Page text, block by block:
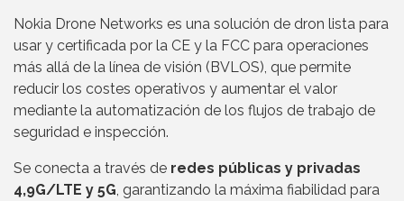
Nokia Drone Networks es una solución de dron lista para
usar y certificada por la CE y la FCC para operaciones
más allá de la línea de visión (BVLOS), que permite
reducir los costes operativos y aumentar el valor
mediante la automatización de los flujos de trabajo de
seguridad e inspección.
Se conecta a través de redes públicas y privadas
4,9G/LTE y 5G, garantizando la máxima fiabilidad para